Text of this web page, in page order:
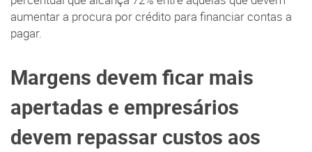
aumentar a procura por crédito para financiar contas a
pagar.
Margens devem ficar mais
apertadas e empresários
devem repassar custos aos